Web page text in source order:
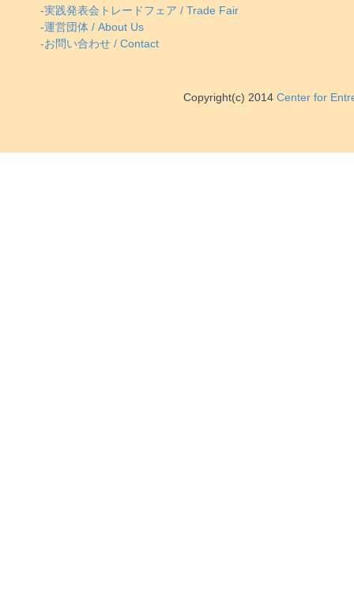
-実践発表会トレードフェア / Trade Fair
-運営団体 / About Us
-お問い合わせ / Contact
Copyright(c) 2014 Center for